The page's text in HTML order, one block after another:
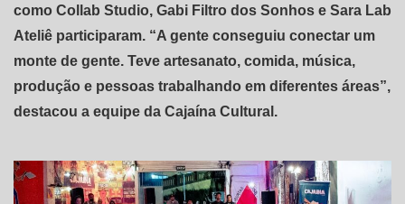
como Collab Studio, Gabi Filtro dos Sonhos e Sara Lab
Ateliê participaram. “A gente conseguiu conectar um
monte de gente. Teve artesanato, comida, música,
produção e pessoas trabalhando em diferentes áreas”,
destacou a equipe da Cajaína Cultural.